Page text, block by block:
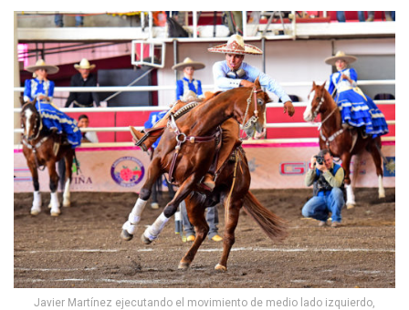
Javier Martínez ejecutando el movimiento de medio lado izquierdo,